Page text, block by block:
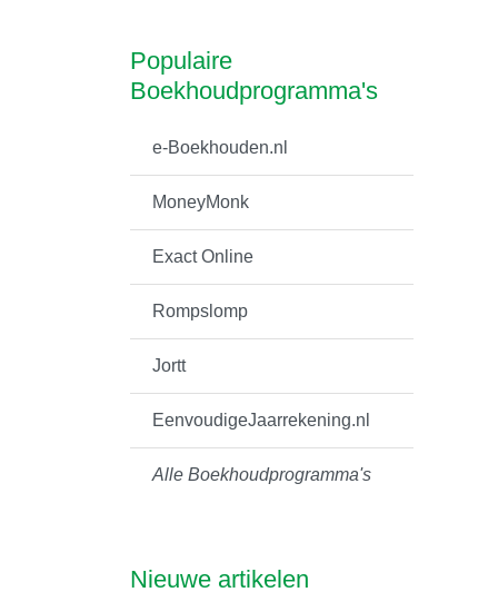
Populaire
Boekhoudprogramma's
e-Boekhouden.nl
MoneyMonk
Exact Online
Rompslomp
Jortt
EenvoudigeJaarrekening.nl
Alle Boekhoudprogramma's
Nieuwe artikelen